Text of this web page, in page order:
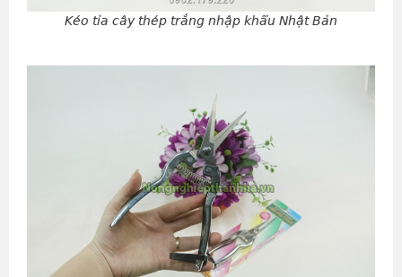
Kéo tỉa cây thép trắng nhập khẩu Nhật Bản